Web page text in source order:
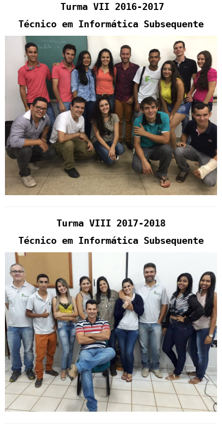
Turma VII 2016-2017
Técnico em Informática Subsequente
Turma VIII 2017-2018
Técnico em Informática Subsequente